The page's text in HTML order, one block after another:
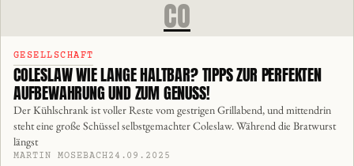
CO
GESELLSCHAFT
COLESLAW WIE LANGE HALTBAR? TIPPS ZUR PERFEKTEN
AUFBEWAHRUNG UND ZUM GENUSS!
Der Kühlschrank ist voller Reste vom gestrigen Grillabend, und mittendrin
steht eine große Schüssel selbstgemachter Coleslaw. Während die Bratwurst
längst
MARTIN MOSEBACH24.09.2025